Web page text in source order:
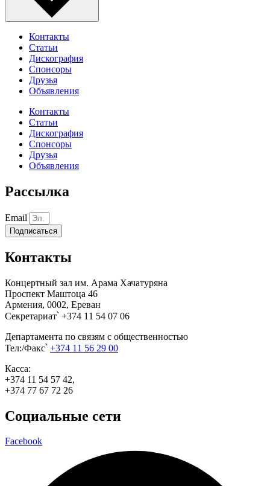
Контакты
Статьи
Дискография
Спонсоры
Друзья
Объявления
Контакты
Статьи
Дискография
Спонсоры
Друзья
Объявления
Рассылка
Email
Подписаться
Контакты
Концертный зал им. Арама Хачатуряна
Проспект Маштоца 46
Армения, 0002, Ереван
Секретариат՝ +374 11 54 07 06
Департамента по связям с общественностью
Тел:/Факс՝ +374 11 56 29 00
Касса:
+374 11 54 57 42,
+374 77 67 72 26
Социальные сети
Facebook